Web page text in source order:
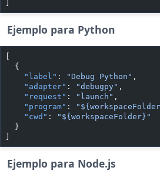
Ejemplo para Python
  {
    "label"
: "Debug Python" ,
    "adapter"
: "debugpy" ,
    "request"
: "launch" ,
    "program"
:
    "cwd"
:
"${workspaceFolder}"
  }
Ejemplo para Node.js